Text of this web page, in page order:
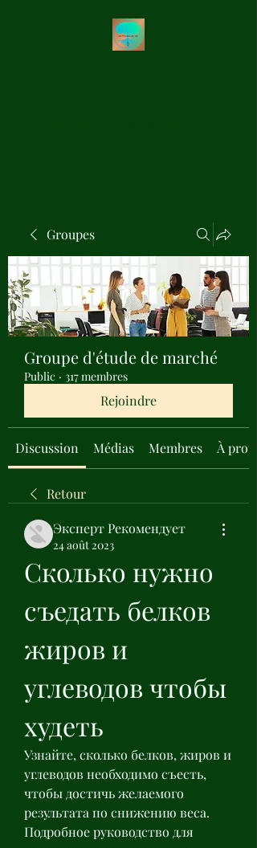
Groupes
Groupe d'étude de marché
Public · 317 membres
Rejoindre
Discussion Médias Membres À
Retour
Эксперт Рекомендует
24 août 2023
Сколько нужно
съедать белков
жиров и
углеводов чтобы
худеть
Узнайте, сколько белков, жиров и
углеводов необходимо съесть,
чтобы достичь желаемого
результата по снижению веса.
Подробное руководство для